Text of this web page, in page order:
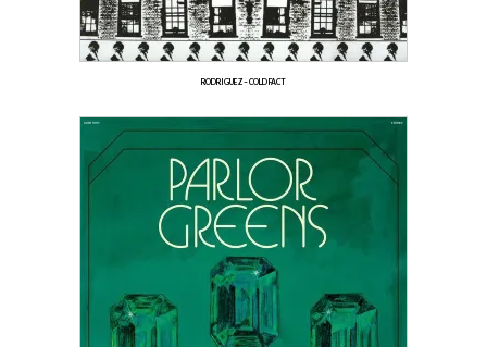
RODRIGUEZ – COLD FACT